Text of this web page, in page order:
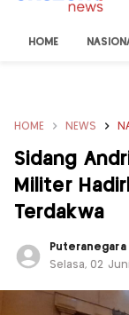
HOME
HOME NEWS
Sidang
Militer
Terdakwa
Selasa, 02